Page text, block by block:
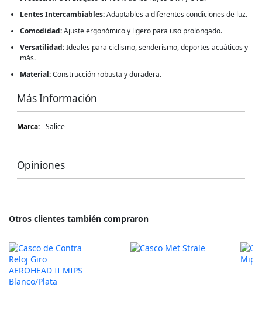
Lentes Intercambiables:Adaptables a diferentes condiciones de luz.
Comodidad:Ajuste ergonómico y ligero para uso prolongado.
Versatilidad:Ideales para ciclismo, senderismo, deportes acuáticos y
más.
Material:Construcción robusta y duradera.
Más Información
Más
Salice
Opiniones
Otros clientes también compraron